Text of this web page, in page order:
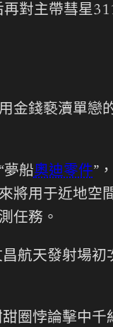
對主帶彗星
金錢褻瀆單
夢船奧迪零件”
將用于近地
任務。
航天發射場
圈悖論擊中